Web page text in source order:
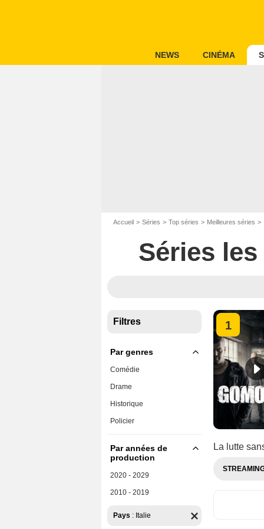
NEWS CINÉMA
Accueil Séries Top séries Meilleures séries
Séries
Filtres
Par genres
Comédie
Drame
Historique
Policier
Par années de
production
2020 - 2029
2010 - 2019
Pays : Italie
1
La lutte